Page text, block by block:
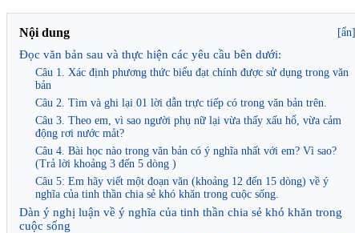
Nội dung [ẩn]
Đọc văn bản sau và thực hiện các yêu cầu bên dưới:
Câu 1. Xác định phương thức biểu đạt chính được sử dụng trong văn
bản
Câu 2. Tìm và ghi lại 01 lời dẫn trực tiếp có trong văn bản trên.
Câu 3. Theo em, vì sao người phụ nữ lại vừa thấy xấu hổ, vừa cảm
động rơi nước måt?
Câu 4. Bài học nào trong văn bản có ý nghĩa nhất với em? Vì sao?
(Trả lời khoảng 3 đến 5 dòng )
Câu 5: Em hãy viết một đoạn văn (khoảng 12 đến 15 dòng) về ý
nghĩa của tinh thần chia sẻ khó khăn trong cuộc sống.
Dàn ý nghị luận về ý nghĩa của tinh thần chia sẻ khó khăn trong
cuộc sống